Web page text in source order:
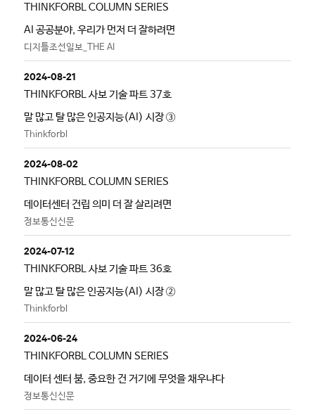
THINKFORBL COLUMN SERIES
AI 공공분야, 우리가 먼저 더 잘하려면
디지틀조선일보_THE AI
2024-08-21
THINKFORBL 사보 기술 파트 37호
말 많고 탈 많은 인공지능(AI) 시장 ③
Thinkforbl
2024-08-02
THINKFORBL COLUMN SERIES
데이터센터 건립 의미 더 잘 살리려면
정보통신신문
2024-07-12
THINKFORBL 사보 기술 파트 36호
말 많고 탈 많은 인공지능(AI) 시장 ②
Thinkforbl
2024-06-24
THINKFORBL COLUMN SERIES
데이터 센터 붐, 중요한 건 거기에 무엇을 채우냐다
정보통신신문